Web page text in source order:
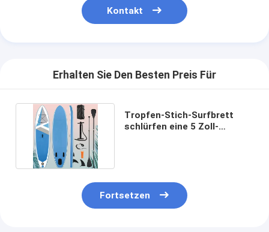
Kontakt
Erhalten Sie Den Besten Preis Für
Tropfen-Stich-Surfbrett
schlürfen eine 5 Zoll-
Fortsetzen